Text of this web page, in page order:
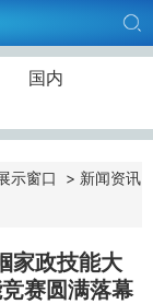
国内
示窗口 > 新闻资讯
家政技能大
赛圆满落幕